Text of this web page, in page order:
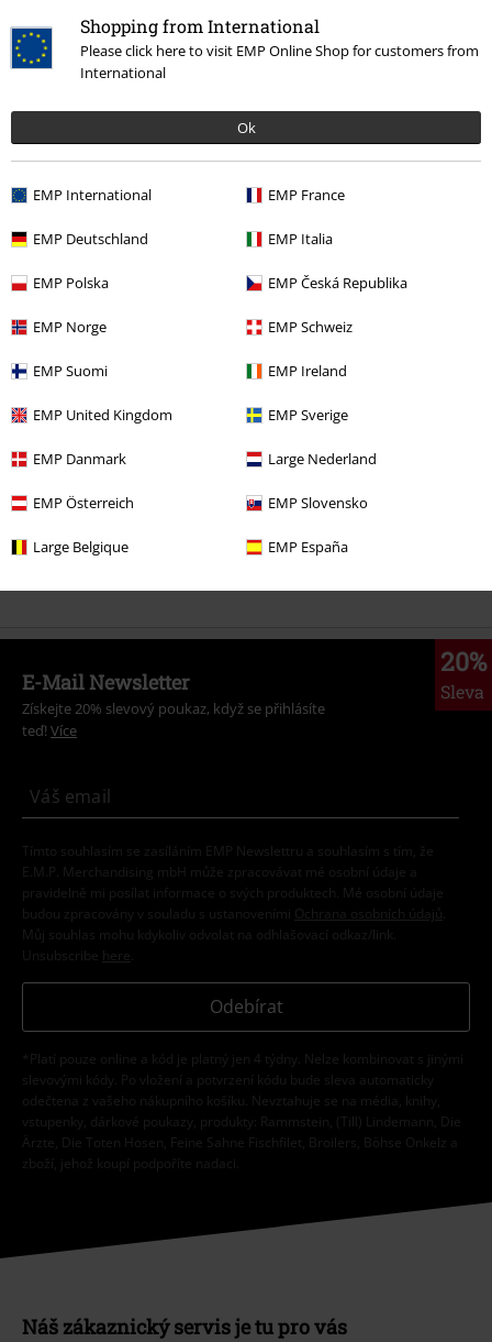
Shopping from International
Please click here to visit EMP Online Shop for customers from
International
Ok
EMP International EMP France
EMP Deutschland EMP Italia
EMP Polska EMP Česká Republika
EMP Norge EMP Schweiz
EMP Suomi EMP Ireland
EMP United Kingdom EMP Sverige
EMP Danmark Large Nederland
EMP Österreich EMP Slovensko
Large Belgique EMP España
Podělte se o váš názor "Rocksax - Parade".
Napsat hodnocení
20%
Sleva
E-Mail Newsletter
Získejte 20% slevový poukaz, když se přihlásíte
teď! Více
Tímto souhlasím se zasíláním EMP Newslettru a souhlasím s tím, že
E.M.P. Merchandising mbH může zpracovávat mé osobní údaje a
pravidelně mi posílat informace o svých produktech. Mé osobní údaje
budou zpracovány v souladu s ustanoveními
Ochrana osobních údajů
Můj souhlas mohu kdykoliv odvolat na odhlašovací odkaz/link.
Unsubscribe here
Odebírat
*Platí pouze online a kód je platný jen 4 týdny. Nelze kombinovat s jinými
slevovými kódy. Po vložení a potvrzení kódu bude sleva automaticky
odečtena z vašeho nákupního košíku. Nevztahuje se na média, knihy,
vstupenky, dárkové poukazy, produkty: Rammstein, (Till) Lindemann, Die
Ärzte, Die Toten Hosen, Feine Sahne Fischfilet, Broilers, Böhse Onkelz a
zboží, jehož koupí podpoříte nadaci.
Náš zákaznický servis je tu pro vás